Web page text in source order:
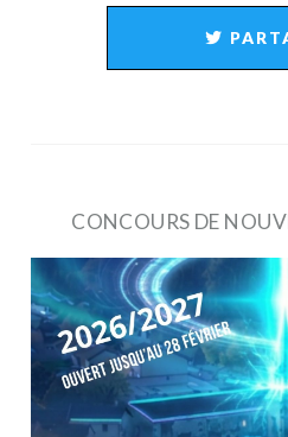
CONCOURS DE